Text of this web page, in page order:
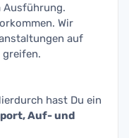
Ausführung.
Wir
auf
hast Du ein
Auf- und